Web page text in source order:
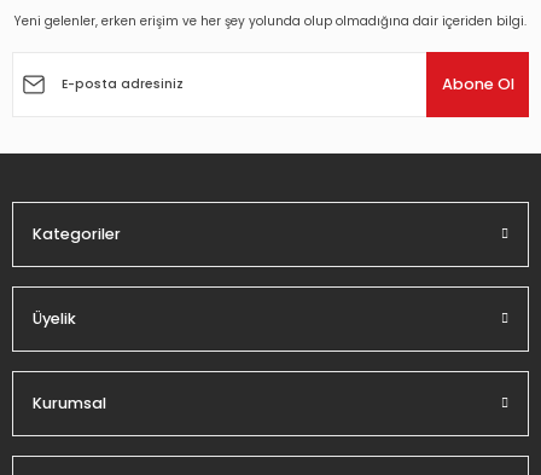
Ürün açıklamasında eksik bilgiler bulunuyor.
Yeni gelenler, erken erişim ve her şey yolunda olup olmadığına dair içeriden bilgi.
Abone Ol
Kategoriler
Üyelik
Kurumsal